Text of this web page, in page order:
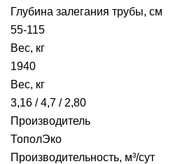
Глубина залегания трубы, см
55-115
Вес, кг
1940
Вес, кг
3,16 / 4,7 / 2,80
Производитель
ТополЭко
Производительность, м³/сут